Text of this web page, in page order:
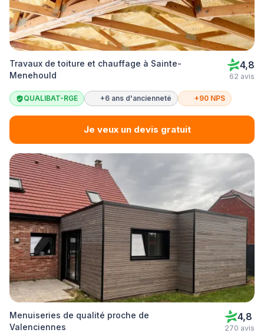
Travaux de toiture et chauffage à Sainte-
Menehould
4,8
62 avis
QUALIBAT-RGE +6 ans d'ancienneté +90 NPS
Je veux un devis gratuit
Menuiseries de qualité proche de
Valenciennes
4,8
270 avis